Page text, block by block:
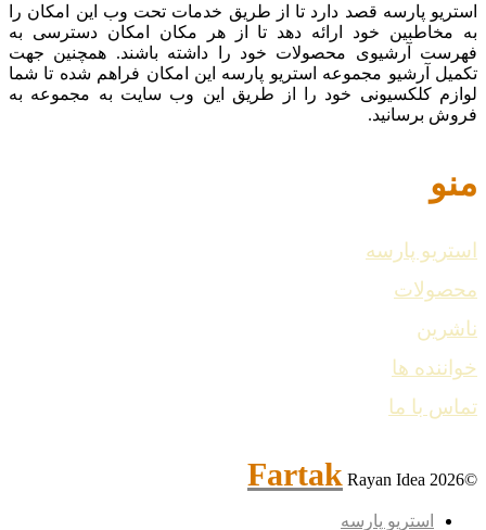
استریو پارسه قصد دارد تا از طریق خدمات تحت وب این امکان را
به مخاطبین خود ارائه دهد تا از هر مکان امکان دسترسی به
فهرست آرشیوی محصولات خود را داشته باشند. همچنین جهت
تکمیل آرشیو مجموعه استریو پارسه این امکان فراهم شده تا شما
لوازم کلکسیونی خود را از طریق این وب سایت به مجموعه به
فروش برسانید.
منو
استریو پارسه
محصولات
ناشرین
خواننده ها
تماس با ما
©2026
FartakRayan Idea
استریو پارسه